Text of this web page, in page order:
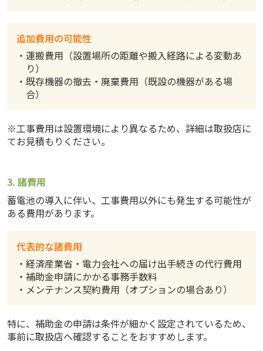
追加費用の可能性
・運搬費用（設置場所の距離や搬入経路による変動あ
り）
・既存機器の撤去・廃棄費用（既設の機器がある場
合）
※工事費用は設置環境により異なるため、詳細は取扱店に
てお見積もりください。
3. 諸費用
蓄電池の導入に伴い、工事費用以外にも発生する可能性が
ある費用があります。
代表的な諸費用
・経済産業省・電力会社への届け出手続きの代行費用
・補助金申請にかかる事務手数料
・メンテナンス契約費用（オプションの場合あり）
特に、補助金の申請は条件が細かく設定されているため、
事前に取扱店へ確認することをおすすめします。